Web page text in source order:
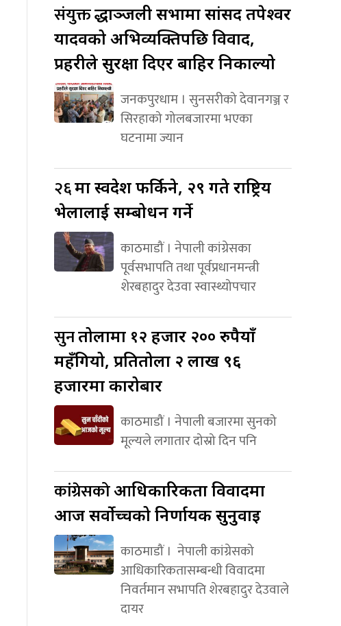
संयुक्तश्रद्धाञ्जली सभामा सांसद तपेश्वर
यादवको अभिव्यक्तिपछि विवाद,
प्रहरीले सुरक्षा दिएर बाहिर निकाल्यो
जनकपुरधाम । सुनसरीको देवानगञ्ज र
सिरहाको गोलबजारमा भएका
घटनामा ज्यान
२६मा स्वदेश फर्किने, २९ गते राष्ट्रिय
भेलालाई सम्बोधन गर्ने
काठमाडौं । नेपाली कांग्रेसका
पूर्वसभापति तथा पूर्वप्रधानमन्त्री
शेरबहादुर देउवा स्वास्थ्योपचार
सुनतोलामा १२ हजार २०० रुपैयाँ
महँगियो, प्रतितोला २ लाख ९६
हजारमा कारोबार
काठमाडौं । नेपाली बजारमा सुनको
मूल्यले लगातार दोस्रो दिन पनि
कांग्रेसकोआधिकारिकता विवादमा
आज सर्वोच्चको निर्णायक सुनुवाइ
काठमाडौं । नेपाली कांग्रेसको
आधिकारिकतासम्बन्धी विवादमा
निवर्तमान सभापति शेरबहादुर देउवाले
दायर